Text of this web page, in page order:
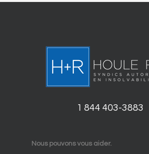
1 844 403-3883
Nous pouvons vous aider.